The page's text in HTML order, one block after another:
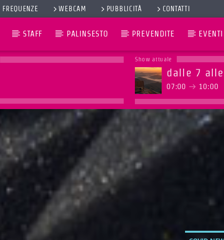
FREQUENZE WEBCAM PUBBLICITÀ CONTATTI
STAFF PALINSESTO PREVENDITE EVENTI
Show attuale
dalle 7
07:00 10:00